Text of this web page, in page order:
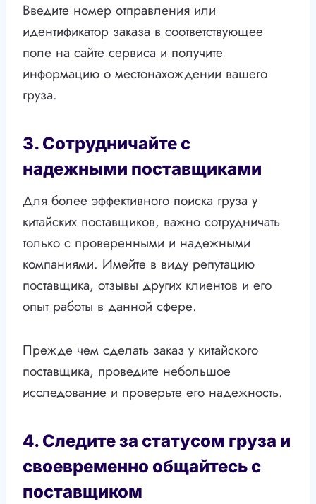
Введите номер отправления или
идентификатор заказа в соответствующее
поле на сайте сервиса и получите
информацию о местонахождении вашего
груза.
3. Сотрудничайте с
надежными поставщиками
Для более эффективного поиска груза у
китайских поставщиков, важно сотрудничать
только с проверенными и надежными
компаниями. Имейте в виду репутацию
поставщика, отзывы других клиентов и его
опыт работы в данной сфере.
Прежде чем сделать заказ у китайского
поставщика, проведите небольшое
исследование и проверьте его надежность.
4. Следите за статусом груза и
своевременно общайтесь с
поставщиком